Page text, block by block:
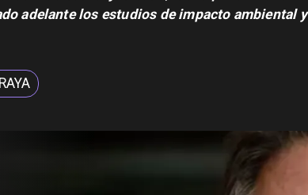
adelante los estudios de impacto ambiental y